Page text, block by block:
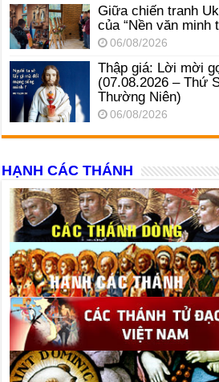
Giữa chiến tranh
của “Nền văn minh
06/08/2026
Thập giá: Lời mời
(07.08.2026 – Thứ
Thường Niên)
06/08/2026
HẠNH CÁC THÁNH